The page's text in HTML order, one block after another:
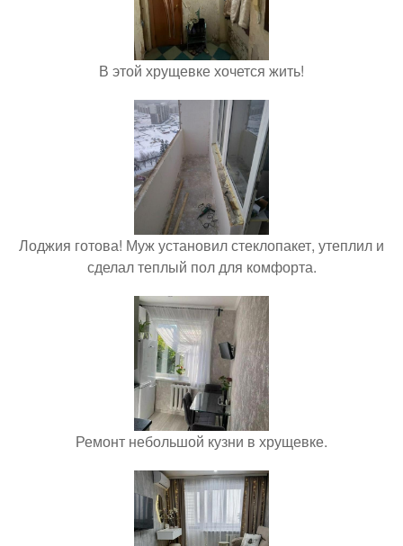
В этой хрущевке хочется жить!
Лоджия готова! Муж установил стеклопакет, утеплил и
сделал теплый пол для комфорта.
Ремонт небольшой кузни в хрущевке.